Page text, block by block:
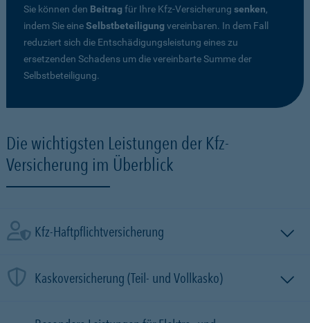
Sie können den Beitrag für Ihre Kfz-Versicherung senken,
indem Sie eineSelbstbeteiligung vereinbaren. In dem Fall
reduziert sich die Entschädigungsleistung eines zu
ersetzenden Schadens um die vereinbarte Summe der
Selbstbeteiligung.
Die wichtigsten Leistungen der Kfz-
Versicherung im Überblick
Kfz-Haftpflichtversicherung
Kaskoversicherung (Teil- und Vollkasko)